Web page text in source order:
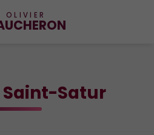
OLIVIER
Saint-Satur